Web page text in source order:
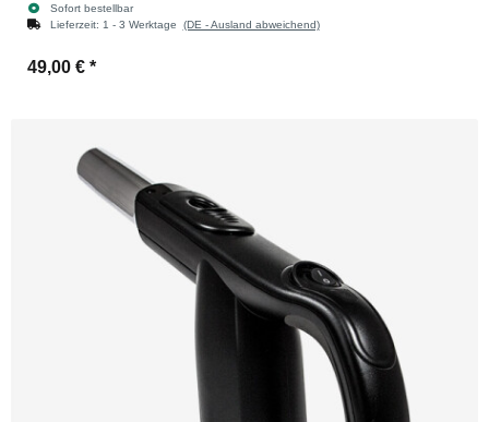
Sofort bestellbar
Lieferzeit: 1 - 3 Werktage (DE - Ausland abweichend)
49,00 € *